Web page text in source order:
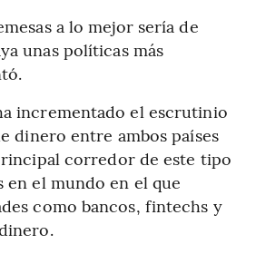
a lo mejor sería de
unas políticas más
incrementado el escrutinio
dinero entre ambos países
corredor de este tipo
en el mundo en el que
como bancos, fintechs y